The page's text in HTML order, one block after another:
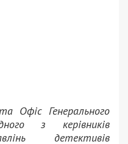
Офіс Генерального
з керівників
детективів